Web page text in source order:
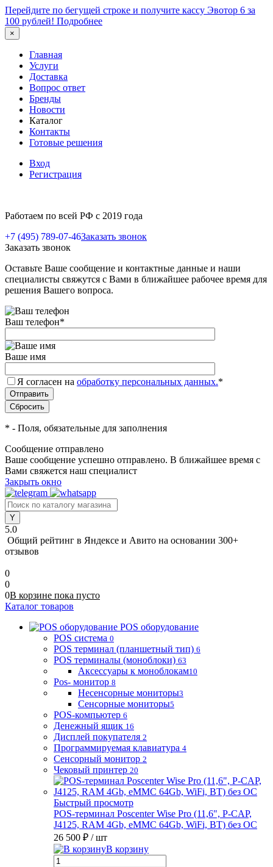
Перейдите по бегущей строке и получите кассу Эвотор 6 за
100 рублей! Подробнее
×
Главная
Услуги
Доставка
Вопрос ответ
Бренды
Новости
Каталог
Контакты
Готовые решения
Вход
Регистрация
Работаем по всей РФ с 2019 года
+7 (495) 789-07-46Заказать звонок
Заказать звонок
Оставьте Ваше сообщение и контактные данные и наши
специалисты свяжутся с Вами в ближайшее рабочее время для
решения Вашего вопроса.
Ваш телефон*
Ваше имя
Я согласен на обработку персональных данных.*
* - Поля, обязательные для заполнения
Сообщение отправлено
Ваше сообщение успешно отправлено. В ближайшее время с
Вами свяжется наш специалист
Закрыть окно
5.0
Общий рейтинг в Яндексе и Авито на основании 300+
отзывов
0
0
0В корзине пока пусто
Каталог товаров
POS оборудование
POS система 0
POS терминал (планшетный тип) 6
POS терминалы (моноблоки) 63
Аксессуары к моноблокам10
Pos- монитор 8
Несенсорные мониторы3
Сенсорные мониторы5
POS-компьютер 6
Денежный ящик 16
Дисплей покупателя 2
Программируемая клавиатура 4
Сенсорный монитор 2
Чековый принтер 20
Быстрый просмотр
POS-терминал Poscenter Wise Pro (11,6", P-CAP,
J4125, RAM 4Gb, eMMC 64Gb, WiFi, BT) без ОС
26 500 ₽ / шт
В корзину